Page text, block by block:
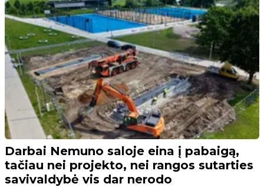
Darbai Nemuno saloje eina į pabaigą,
tačiau nei projekto, nei rangos sutarties
savivaldybė vis dar nerodo